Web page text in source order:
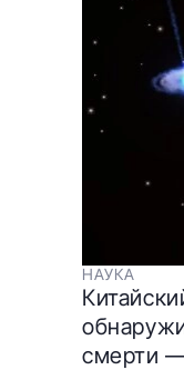
НАУКА
смерти